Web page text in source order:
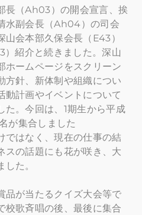
長（Ah03）の開会宣言、挨
水副会長（Ah04）の司会
会本部久保会長（E43）
）紹介と続きました。深山
ホームページをスクリーン
方針、新体制や組織につい
動計画やイベントについて
た。今回は、1期生から平成
が集合しました
ではなく、現在の仕事の結
スの話題にも花が咲き、大
た。
品が当たるクイズ大会等で
校歌斉唱の後、最後に集合